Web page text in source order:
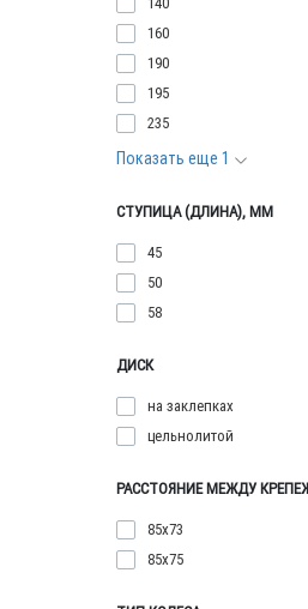
160
190
195
235
Показать еще 1
СТУПИЦА (ДЛИНА), ММ
45
50
58
ДИСК
на заклепках
цельнолитой
РАССТОЯНИЕ МЕЖДУ
85х73
85х75